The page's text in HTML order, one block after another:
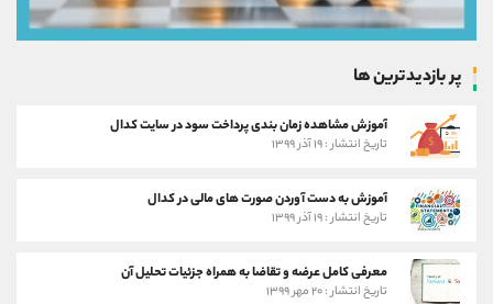
پر بازدیدترین ها
آموزش مشاهده زمان بندی پرداخت سود در سایت کدال
تاریخ انتشار : ۱۹ آذر ۱۳۹۹
آموزش به دست آوردن صورت های مالی در کدال
تاریخ انتشار : ۱۹ آذر ۱۳۹۹
معرفی کامل عرضه و تقاضا به همراه جزئیات تحلیل آن
تاریخ انتشار : ۲۰ مهر ۱۳۹۹